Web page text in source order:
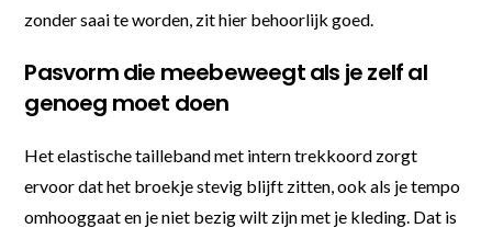
zonder saai te worden, zit hier behoorlijk goed.
Pasvorm die meebeweegt als je zelf al
genoeg moet doen
Het elastische tailleband met intern trekkoord zorgt
ervoor dat het broekje stevig blijft zitten, ook als je tempo
omhooggaat en je niet bezig wilt zijn met je kleding. Dat is